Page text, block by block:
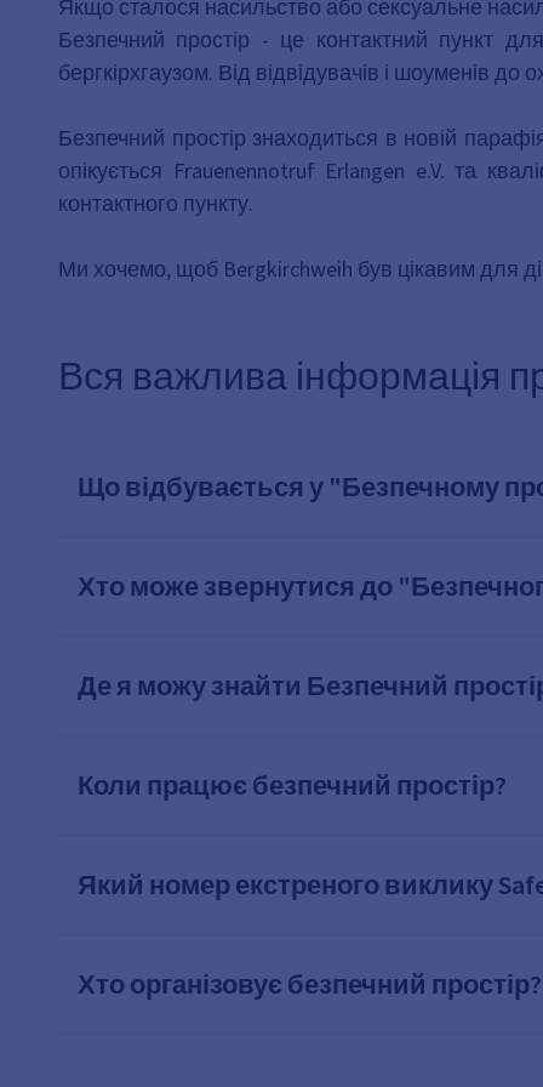
Якщо сталося насильство або сексуальне
Безпечний простір - це контактний пункт
бергкірхгаузом. Від відвідувачів і шоуменів до
Безпечний простір знаходиться в новій
опікується Frauenennotruf Erlangen e.V. та
контактного пункту.
Ми хочемо, щоб Bergkirchweih був цікавим для
Вся важлива інформація
Що відбувається у "Безпечному
Хто може звернутися до
Де я можу знайти Безпечний
Коли працює безпечний простір?
Який номер екстреного виклику
Хто організовує безпечний простір?